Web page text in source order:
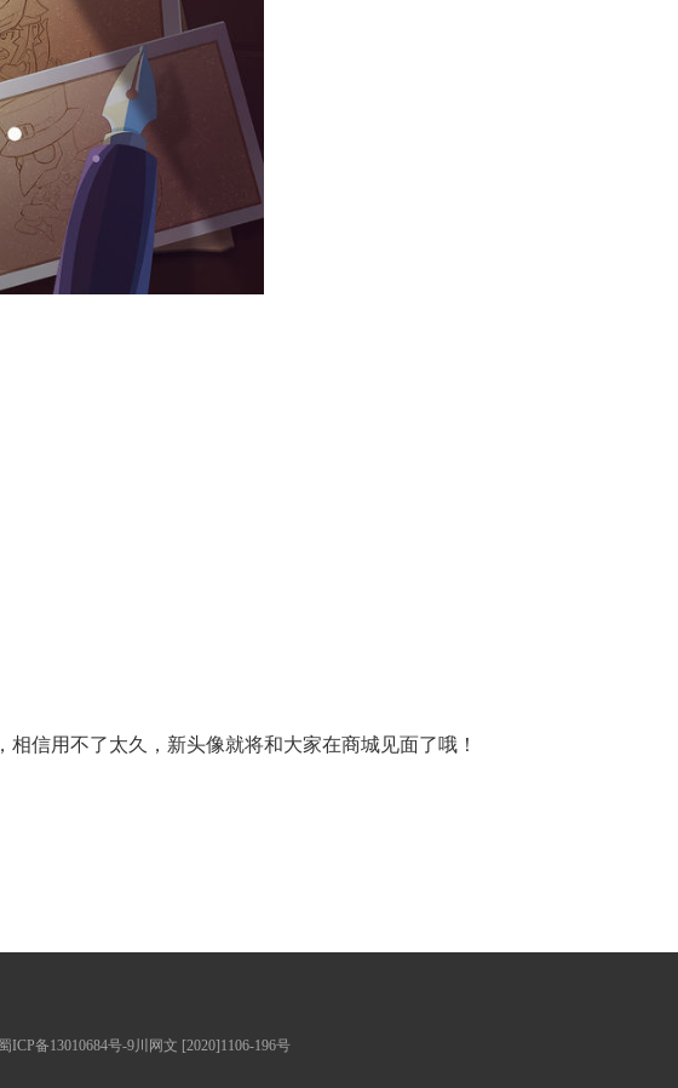
信用不了太久，新头像就将和大家在商城见面了哦！
ICP备13010684号-9川网文 [2020]1106-196号